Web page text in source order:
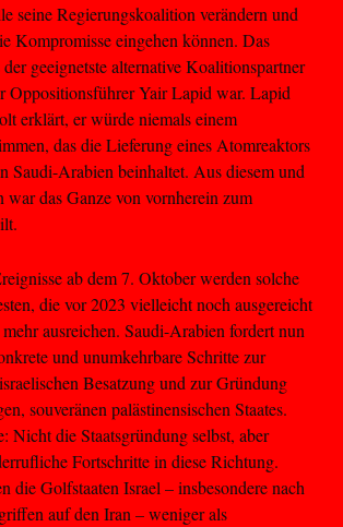
seine Regierungskoalition verändern und
Kompromisse eingehen können. Das
geeignetste alternative Koalitionspartner
Oppositionsführer Yair Lapid war. Lapid
erklärt, er würde niemals einem
das die Lieferung eines Atomreaktors
Saudi-Arabien beinhaltet. Aus diesem und
war das Ganze von vornherein zum
ab dem 7. Oktober werden solche
die vor 2023 vielleicht noch ausgereicht
ausreichen. Saudi-Arabien fordert nun
und unumkehrbare Schritte zur
Besatzung und zur Gründung
souveränen palästinensischen Staates.
Nicht die Staatsgründung selbst, aber
Fortschritte in diese Richtung.
die Golfstaaten Israel – insbesondere nach
auf den Iran – weniger als